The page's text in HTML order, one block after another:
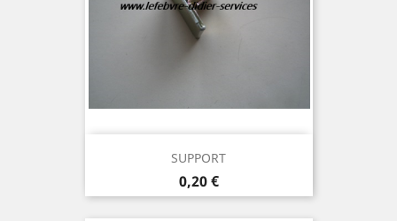
SUPPORT
Prix
0,20 €